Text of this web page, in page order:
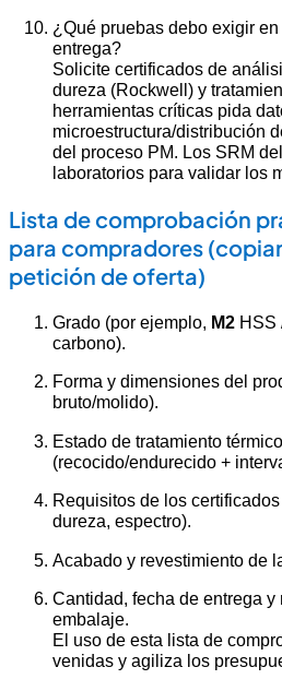
¿Qué pruebas debo exigir
entrega?
Solicite certificados de
dureza (Rockwell) y
herramientas críticas pida
microestructura/distribución
del proceso PM. Los SRM
laboratorios para validar los
Lista de comprobación
para compradores
petición de oferta)
Grado (por ejemplo, M2 HSS
carbono).
Forma y dimensiones del
bruto/molido).
Estado de tratamiento
(recocido/endurecido +
Requisitos de los
dureza, espectro).
Acabado y revestimiento de
Cantidad, fecha de entrega
embalaje.
El uso de esta lista de
venidas y agiliza los